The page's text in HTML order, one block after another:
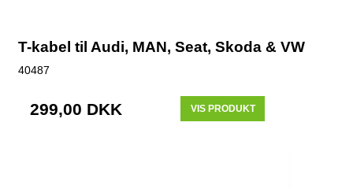
T-kabel til Audi, MAN, Seat, Skoda & VW
40487
299,00 DKK VIS PRODUKT